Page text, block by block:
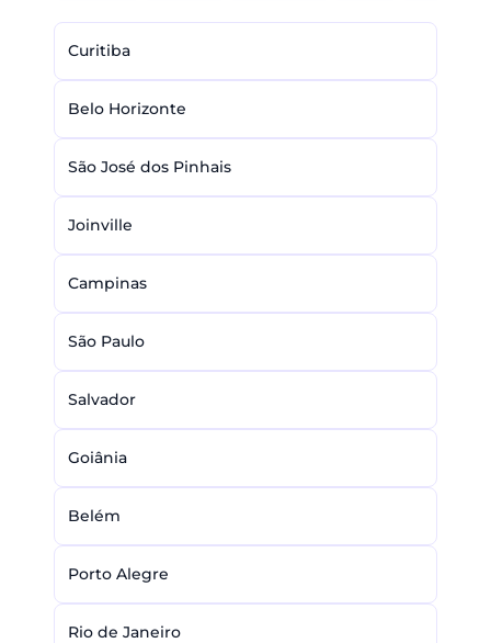
Curitiba
Belo Horizonte
São José dos Pinhais
Joinville
Campinas
São Paulo
Salvador
Goiânia
Belém
Porto Alegre
Rio de Janeiro